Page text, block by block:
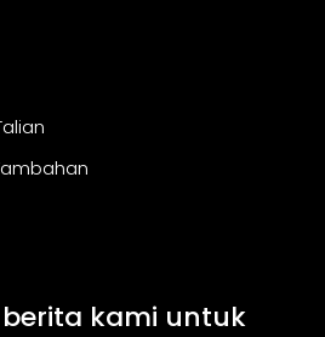
kami untuk